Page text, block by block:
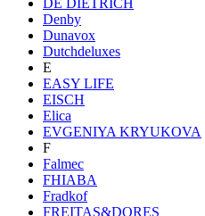
Denby
Dunavox
Dutchdeluxes
E
EASY LIFE
EISCH
Elica
EVGENIYA KRYUKOVA
F
Falmec
FHIABA
Fradkof
FREITAS&DORES